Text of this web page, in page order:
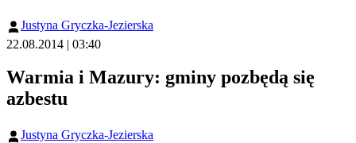
Justyna Gryczka-Jezierska
22.08.2014 | 03:40
Warmia i Mazury: gminy pozbędą się
azbestu
Justyna Gryczka-Jezierska